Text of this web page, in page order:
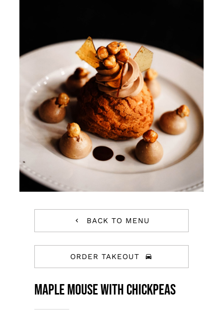
BACK TO MENU
ORDER TAKEOUT
Maple Mouse With Chickpeas